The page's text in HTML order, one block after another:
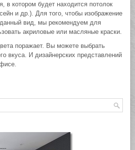
в котором будет находится потолок
и др.). Для того, чтобы изображение
вид, мы рекомендуем для
акриловые или масляные краски.
поражает. Вы можете выбрать
вкуса. И дизайнерских представлений